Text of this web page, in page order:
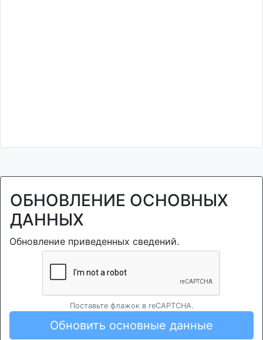
ОБНОВЛЕНИЕ ОСНОВНЫХ
ДАННЫХ
Обновление приведенных сведений.
Поставьте флажок в reCAPTCHA.
Обновить основные данные